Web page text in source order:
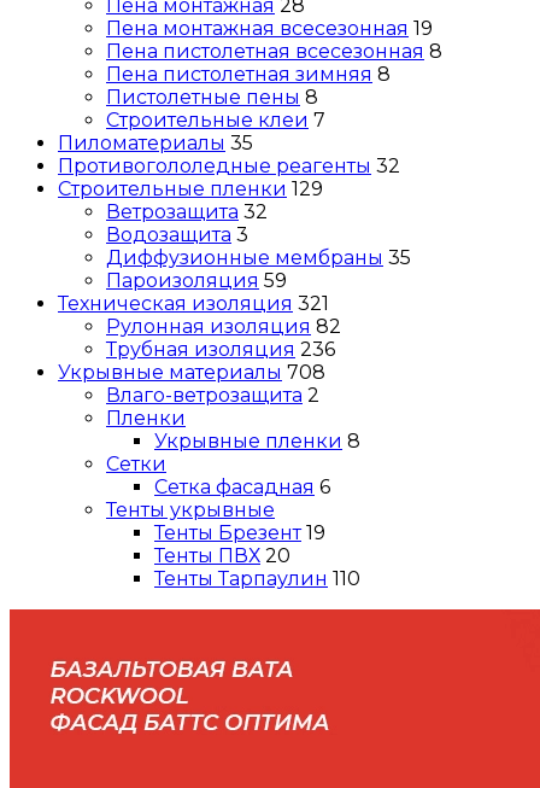
Пена монтажная 28
Пена монтажная всесезонная 19
Пена пистолетная всесезонная 8
Пена пистолетная зимняя 8
Пистолетные пены 8
Строительные клеи 7
Пиломатериалы 35
Противогололедные реагенты 32
Строительные пленки 129
Ветрозащита 32
Водозащита 3
Диффузионные мембраны 35
Пароизоляция 59
Техническая изоляция 321
Рулонная изоляция 82
Трубная изоляция 236
Укрывные материалы 708
Влаго-ветрозащита 2
Пленки
Укрывные пленки 8
Сетки
Сетка фасадная 6
Тенты укрывные
Тенты Брезент 19
Тенты ПВХ 20
Тенты Тарпаулин 110